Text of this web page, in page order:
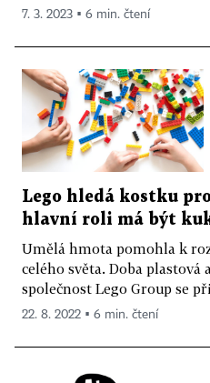
7. 3. 2023 ▪ 6 min. čtení
Lego hledá kostku
hlavní roli má být
Umělá hmota pomohla k
celého světa. Doba plastová
společnost Lego Group se
22. 8. 2022 ▪ 6 min. čtení